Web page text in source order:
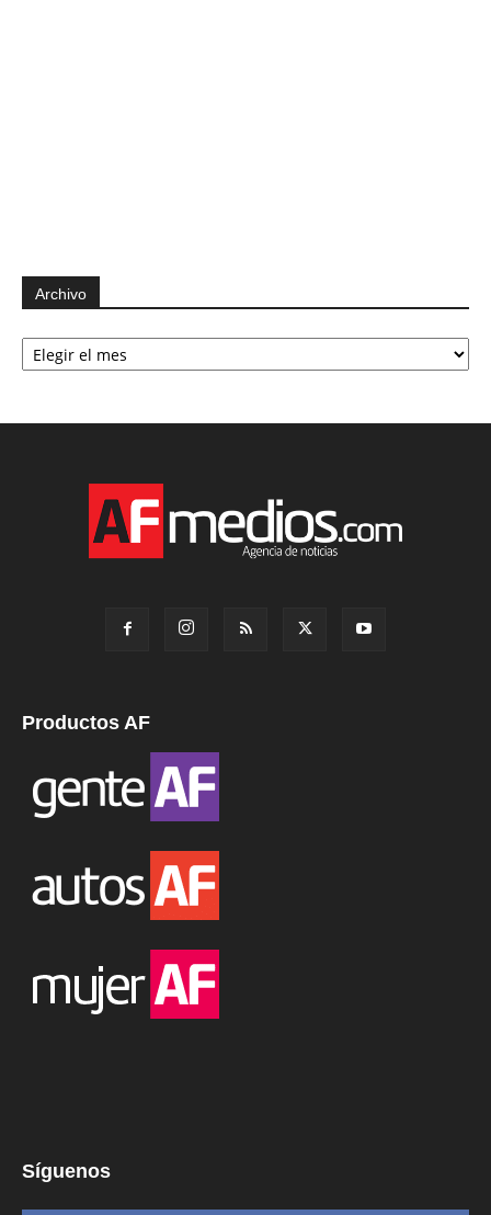
Archivo
Archivo
Productos AF
Síguenos